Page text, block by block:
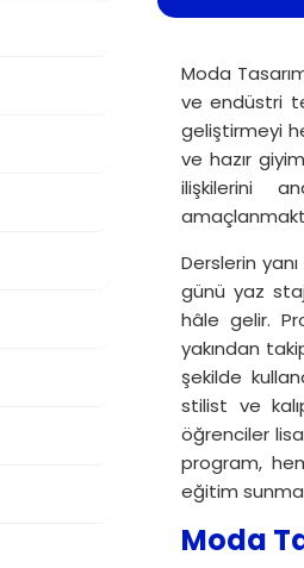
Moda
ve endüstri
geliştirmeyi
ve hazır
ilişkilerini
Derslerin
günü yaz
hâle gelir.
yakından
şekilde
stilist ve
öğrenciler
program,
eğitim
Moda